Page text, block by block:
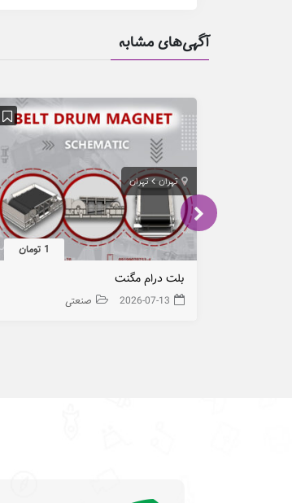
آگهی‌های مشابه
تهران تهران
1 تومان
بلت درام مگنت
2026-07-13 صنعتی